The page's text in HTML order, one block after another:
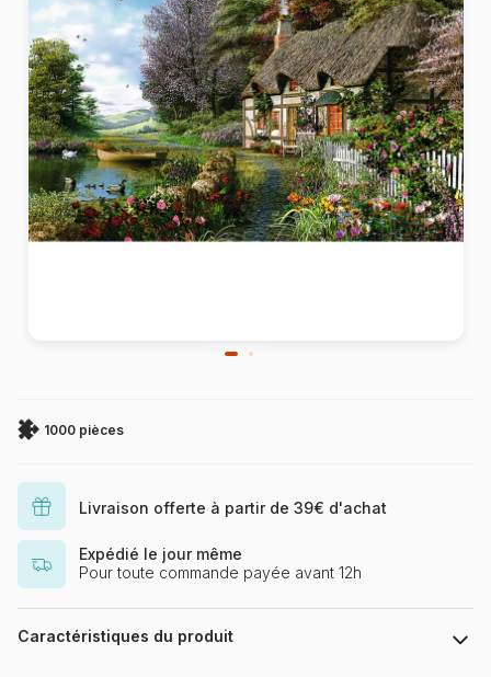
1000 pièces
Livraison offerte à partir de 39€ d'achat
Expédié le jour même
Pour toute commande payée avant 12h
Caractéristiques du produit